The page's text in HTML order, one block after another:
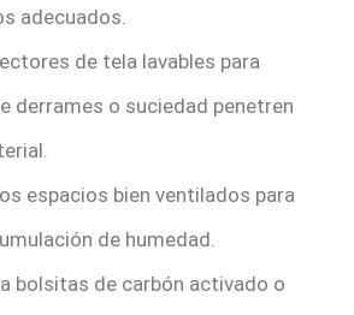
adecuados.
de tela lavables para
derrames o suciedad penetren
espacios bien ventilados para
de humedad.
bolsitas de carbón activado o